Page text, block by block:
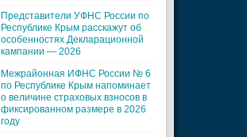
Представители УФНС России по
Республике Крым расскажут об
особенностях Декларационной
кампании — 2026
Межрайонная ИФНС России № 6
по Республике Крым напоминает
о величине страховых взносов в
фиксированном размере в 2026
году